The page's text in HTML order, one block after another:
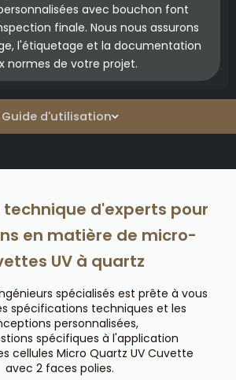
Guide d'utilisation
avec bouchon font
finale. Nous nous assurons
l'étiquetage et la documentation
normes de votre projet.
d'experts pour
en matière de micro-
UV à quartz
spécialisés est prête à vous
spécifications techniques et les
personnalisées,
spécifiques à l'application
cellules Micro Quartz UV Cuvette
avec 2 faces polies.